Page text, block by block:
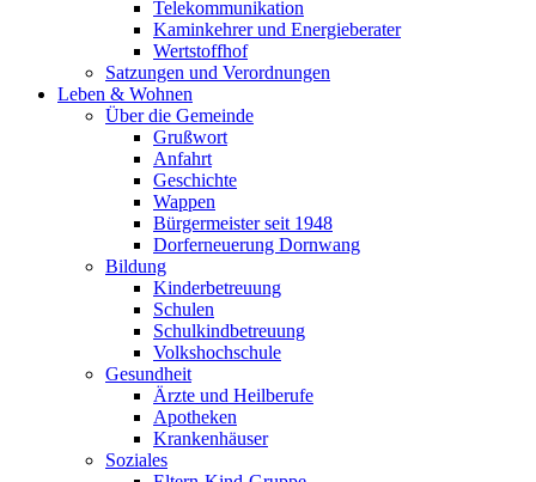
Telekommunikation
Kaminkehrer und Energieberater
Wertstoffhof
Satzungen und Verordnungen
Leben & Wohnen
Über die Gemeinde
Grußwort
Anfahrt
Geschichte
Wappen
Bürgermeister seit 1948
Dorferneuerung Dornwang
Bildung
Kinderbetreuung
Schulen
Schulkindbetreuung
Volkshochschule
Gesundheit
Ärzte und Heilberufe
Apotheken
Krankenhäuser
Soziales